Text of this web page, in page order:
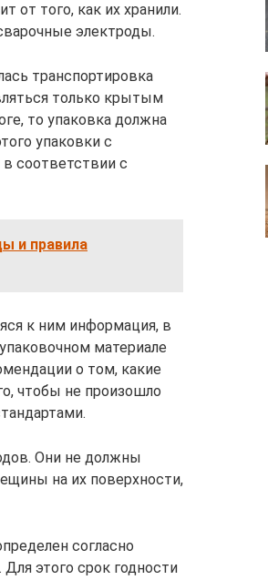
от того, как их хранили.
электроды.
транспортировка
только крытым
то упаковка должна
упаковки с
соответствии с
и правила
к ним информация, в
материале
о том, какие
чтобы не произошло
Они не должны
на их поверхности,
согласно
этого срок годности